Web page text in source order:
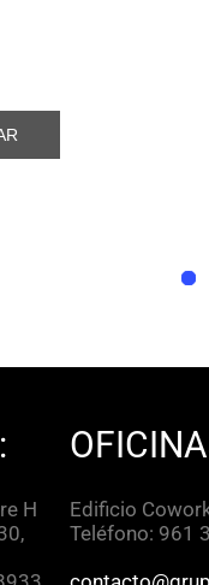
H
Edificio
Teléfono: 961